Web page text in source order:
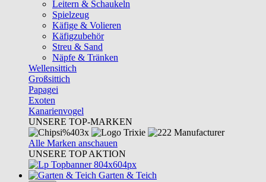
Leitern & Schaukeln
Spielzeug
Käfige & Volieren
Käfigzubehör
Streu & Sand
Näpfe & Tränken
Wellensittich
Großsittich
Papagei
Exoten
Kanarienvogel
UNSERE TOP-MARKEN
Alle Marken anschauen
UNSERE TOP AKTION
Garten & Teich